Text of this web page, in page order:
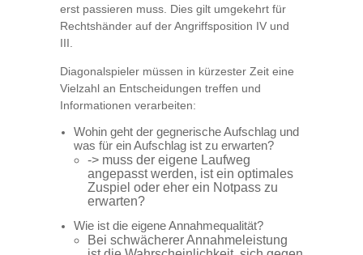
erst passieren muss. Dies gilt umgekehrt für
Rechtshänder auf der Angriffsposition IV und
III.
Diagonalspieler müssen in kürzester Zeit eine
Vielzahl an Entscheidungen treffen und
Informationen verarbeiten:
Wohin geht der gegnerische Aufschlag und
was für ein Aufschlag ist zu erwarten?
-> muss der eigene Laufweg
angepasst werden, ist ein optimales
Zuspiel oder eher ein Notpass zu
erwarten?
Wie ist die eigene Annahmequalität?
Bei schwächerer Annahmeleistung